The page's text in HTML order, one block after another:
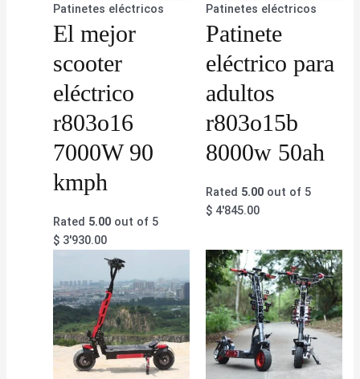
Patinetes eléctricos
El mejor
scooter
eléctrico
r803o16
7000W 90
kmph
Rated 5.00 out of 5
$ 3'930.00
Patinetes eléctricos
Patinete
eléctrico para
adultos
r803o15b
8000w 50ah
Rated 5.00out of 5
$4'845.00